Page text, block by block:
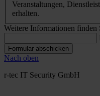
Veranstaltungen,
erhalten.
Weitere Informationen finden
Formular abschicken
Nach oben
r-tec IT Security GmbH